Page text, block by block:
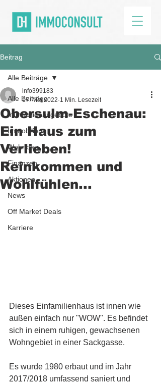
Beitrag
Alle Beiträge
Immobilienangebote
Immobilien
Wohnbau
Finanzen
Aktionen
News
Off Market Deals
Karriere
Alle Beiträge
Obersulm-Eschenau:
Ein Haus zum
Verlieben!
Reinkommen und
Wohlfühlen...
info399183
17. Mai 2022 1 Min. Lesezeit
Dieses Einfamilienhaus ist innen wie
außen einfach nur "WOW". Es befindet
sich in einem ruhigen, gewachsenen
Wohngebiet in einer Sackgasse.
Es wurde 1980 erbaut und im Jahr
2017/2018 umfassend saniert und